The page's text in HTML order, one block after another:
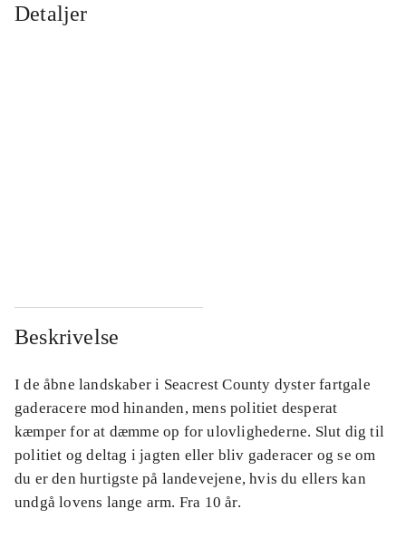
Detaljer
Beskrivelse
I de åbne landskaber i Seacrest County dyster fartgale
gaderacere mod hinanden, mens politiet desperat
kæmper for at dæmme op for ulovlighederne. Slut dig til
politiet og deltag i jagten eller bliv gaderacer og se om
du er den hurtigste på landevejene, hvis du ellers kan
undgå lovens lange arm. Fra 10 år.